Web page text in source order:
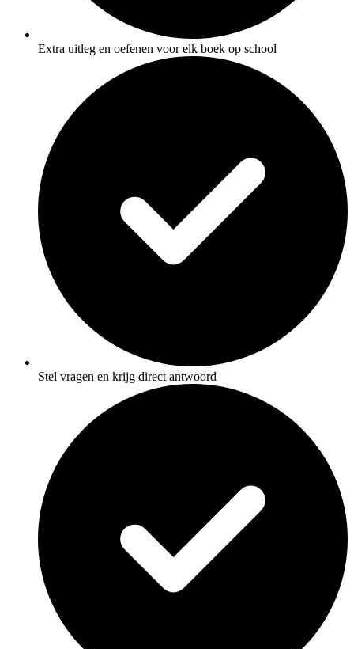
Extra uitleg en oefenen voor elk boek op school
Stel vragen en krijg direct antwoord